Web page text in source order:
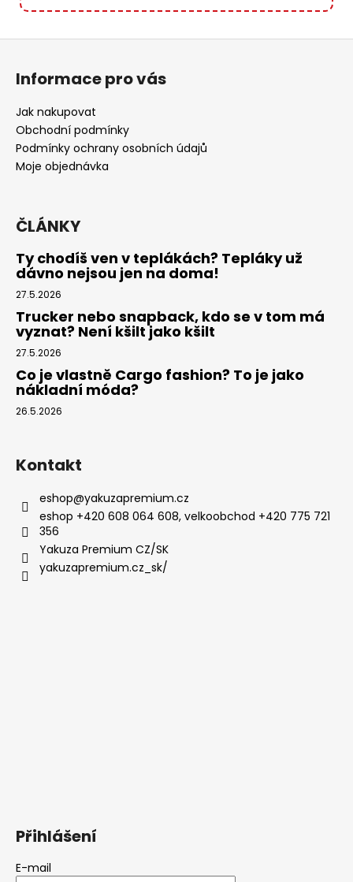
Informace pro vás
Jak nakupovat
Obchodní podmínky
Podmínky ochrany osobních údajů
Moje objednávka
ČLÁNKY
Ty chodíš ven v teplákách? Tepláky už
dávno nejsou jen na doma!
27.5.2026
Trucker nebo snapback, kdo se v tom má
vyznat? Není kšilt jako kšilt
27.5.2026
Co je vlastně Cargo fashion? To je jako
nákladní móda?
26.5.2026
Kontakt
eshop@yakuzapremium.cz
eshop +420 608 064 608, velkoobchod +420 775 721
356
Yakuza Premium CZ/SK
yakuzapremium.cz_sk/
Přihlášení
E-mail